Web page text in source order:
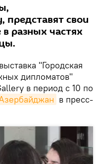
представят свои
разных частях
"Городская
дипломатов"
в период с 10 по
в пресс-